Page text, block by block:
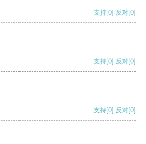
支持[0] 反对[0]
支持[0] 反对[0]
支持[0] 反对[0]